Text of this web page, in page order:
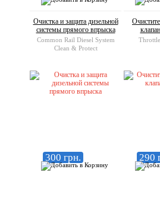
Очистка и защита дизельной
системы прямого впрыска
Common Rail Diesel System
Clean & Protect
300 грн. 290